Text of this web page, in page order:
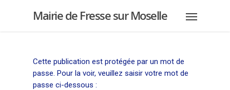
Mairie de Fresse sur Moselle
Cette publication est protégée par un mot de
passe. Pour la voir, veuillez saisir votre mot de
passe ci-dessous :